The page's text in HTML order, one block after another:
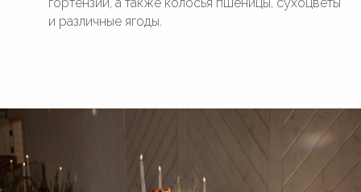
гортензии, а также колосья пшеницы, сухоцветы
и различные ягоды.